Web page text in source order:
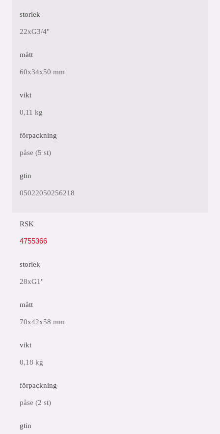
storlek
22xG3/4"
mått
60x34x50 mm
vikt
0,11 kg
förpackning
påse (5 st)
gtin
05022050256218
RSK
4755366
storlek
28xG1"
mått
70x42x58 mm
vikt
0,18 kg
förpackning
påse (2 st)
gtin